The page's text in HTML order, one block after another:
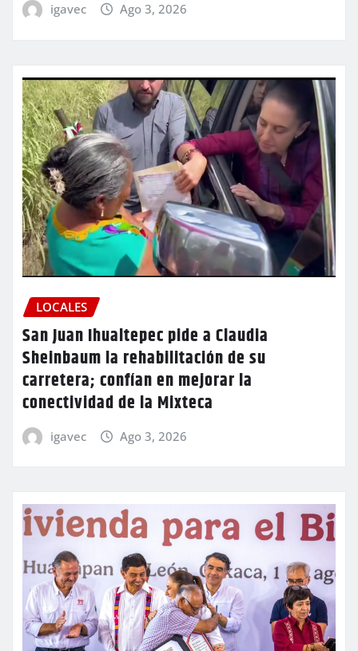
igavec Ago 3, 2026
LOCALES
San Juan Ihualtepec pide a Claudia
Sheinbaum la rehabilitación de su
carretera; confían en mejorar la
conectividad de la Mixteca
igavec Ago 3, 2026